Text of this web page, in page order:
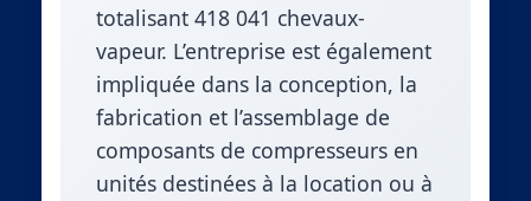
totalisant 418 041 chevaux-
vapeur. L’entreprise est également
impliquée dans la conception, la
fabrication et l’assemblage de
composants de compresseurs en
unités destinées à la location ou à